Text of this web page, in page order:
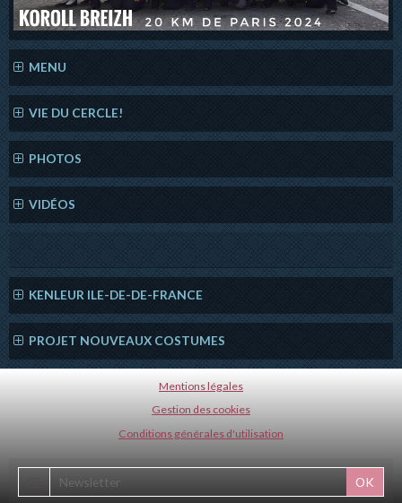
MENU
VIE DU CERCLE!
PHOTOS
VIDÉOS
KENLEUR ILE-DE-DE-FRANCE
PROJET NOUVEAUX COSTUMES
Mentions légales
Gestion des cookies
Conditions générales d'utilisation